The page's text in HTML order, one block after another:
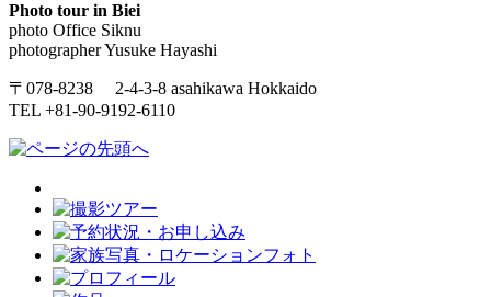
Photo tour in Biei
photo Office Siknu
photographer Yusuke Hayashi
〒078-8238 2-4-3-8 asahikawa Hokkaido
TEL +81-90-9192-6110